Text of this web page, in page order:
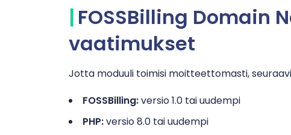
FOSSBilling Domain
vaatimukset
Jotta moduuli toimisi moitteettomasti,
FOSSBilling:versio 1.0 tai uudempi
PHP:versio 8.0 tai uudempi